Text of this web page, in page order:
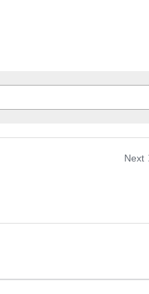
Next